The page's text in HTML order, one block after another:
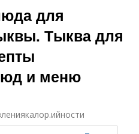
для
Тыква для
и меню